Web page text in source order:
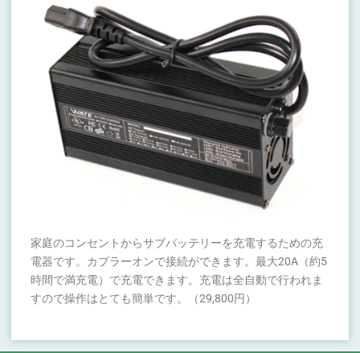
家庭のコンセントからサブバッテリーを充電するための充
電器です。カプラーオンで接続ができます。最大20A（約5
時間で満充電）で充電できます。充電は全自動で行われま
すので操作はとても簡単です。（29,800円）